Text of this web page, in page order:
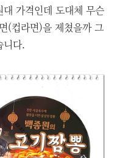
가격인데 도대체 무슨
(컵라면)을 제쳤을까 그
니다.